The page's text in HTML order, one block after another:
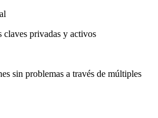
privadas y activos
sin problemas a través de múltiples